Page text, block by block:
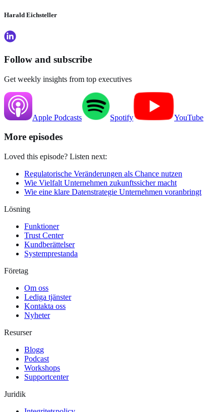
Harald Eichsteller
Follow and subscribe
Get weekly insights from top executives
Apple Podcasts Spotify YouTube
More episodes
Loved this episode? Listen next:
Regulatorische Veränderungen als Chance nutzen
Wie Vielfalt Unternehmen zukunftssicher macht
Wie eine klare Datenstrategie Unternehmen voranbringt
Lösning
Funktioner
Trust Center
Kundberättelser
Systemprestanda
Företag
Om oss
Lediga tjänster
Kontakta oss
Nyheter
Resurser
Blogg
Podcast
Workshops
Supportcenter
Juridik